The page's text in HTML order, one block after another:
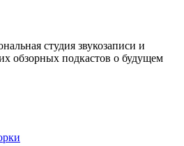
студия звукозаписи и
обзорных подкастов о будущем